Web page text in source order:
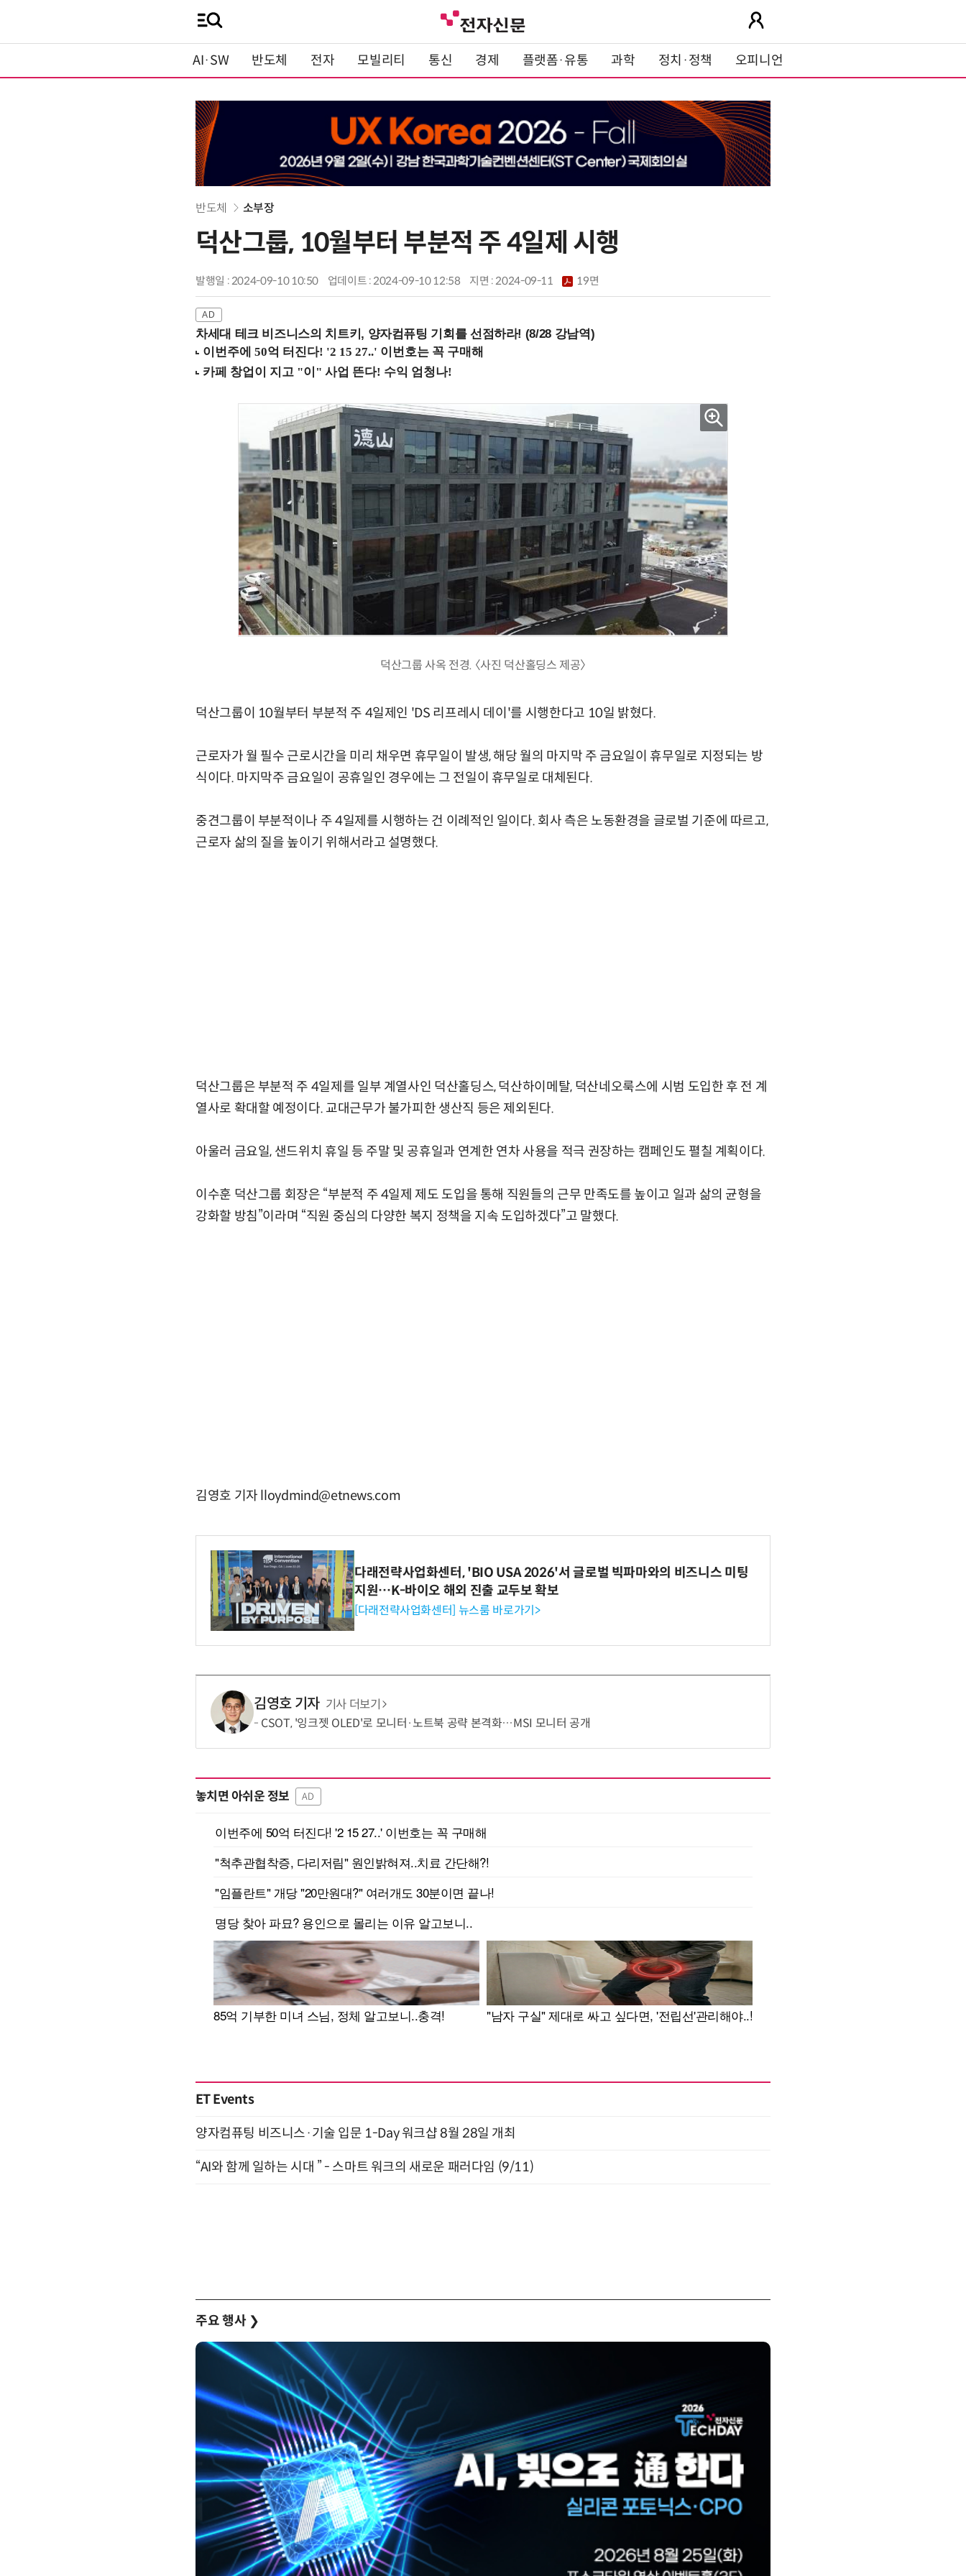
AI·SW 반도체 전자 모빌리티 통신 경제 플랫폼·유통 과학 정치·정책 오피니언
반도체 소부장
덕산그룹, 10월부터 부분적 주 4일제 시행
발행일 : 2024-09-10 10:50 업데이트 : 2024-09-10 12:58 지면 :2024-09-11 19면
차세대 테크 비즈니스의 치트키, 양자컴퓨팅 기회를 선점하라! (8/28 강남역)
덕산그룹 사옥 전경. 〈사진 덕산홀딩스 제공〉
덕산그룹이 10월부터 부분적 주 4일제인 'DS 리프레시 데이'를 시행한다고 10일 밝혔다.
근로자가 월 필수 근로시간을 미리 채우면 휴무일이 발생, 해당 월의 마지막 주 금요일이 휴무일로 지정되는 방
식이다. 마지막주 금요일이 공휴일인 경우에는 그 전일이 휴무일로 대체된다.
중견그룹이 부분적이나 주 4일제를 시행하는 건 이례적인 일이다. 회사 측은 노동환경을 글로벌 기준에 따르고,
근로자 삶의 질을 높이기 위해서라고 설명했다.
덕산그룹은 부분적 주 4일제를 일부 계열사인 덕산홀딩스, 덕산하이메탈, 덕산네오룩스에 시범 도입한 후 전 계
열사로 확대할 예정이다. 교대근무가 불가피한 생산직 등은 제외된다.
아울러 금요일, 샌드위치 휴일 등 주말 및 공휴일과 연계한 연차 사용을 적극 권장하는 캠페인도 펼칠 계획이다.
이수훈 덕산그룹 회장은 “부분적 주 4일제 제도 도입을 통해 직원들의 근무 만족도를 높이고 일과 삶의 균형을
강화할 방침”이라며 “직원 중심의 다양한 복지 정책을 지속 도입하겠다”고 말했다.
김영호 기자 lloydmind@etnews.com
다래전략사업화센터, 'BIO USA 2026'서 글로벌 빅파마와의 비즈니스 미팅
지원…K-바이오 해외 진출 교두보 확보
[다래전략사업화센터] 뉴스룸 바로가기>
김영호 기자 기사 더보기
CSOT, '잉크젯 OLED'로 모니터·노트북 공략 본격화…MSI 모니터 공개
놓치면 아쉬운 정보 AD
ET Events
양자컴퓨팅 비즈니스·기술 입문 1-Day 워크샵 8월 28일 개최
“AI와 함께 일하는 시대 ” - 스마트 워크의 새로운 패러다임 (9/11)
주요 행사 ❯